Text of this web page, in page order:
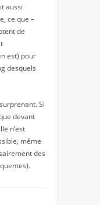
aussi
ce que –
de
est) pour
desquels
Si
devant
n’est
même
des